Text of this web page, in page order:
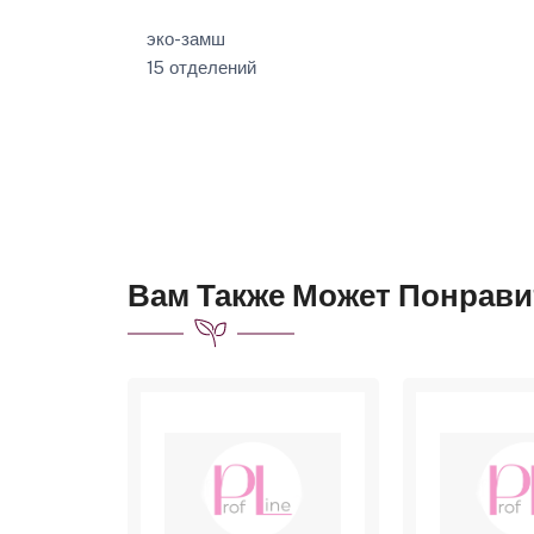
эко-замш
15 отделений
Вам Также Может